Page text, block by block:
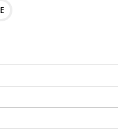
IV : Studio Instrument